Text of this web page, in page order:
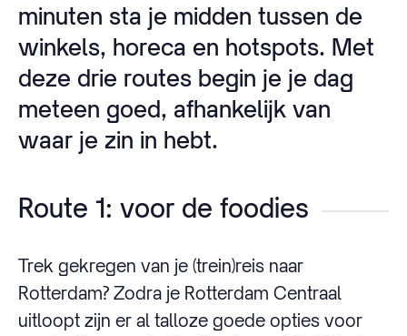
minuten sta je midden tussen de
winkels, horeca en hotspots. Met
deze drie routes begin je je dag
meteen goed, afhankelijk van
waar je zin in hebt.
Route 1: voor de foodies
Trek gekregen van je (trein)reis naar
Rotterdam? Zodra je Rotterdam Centraal
uitloopt zijn er al talloze goede opties voor